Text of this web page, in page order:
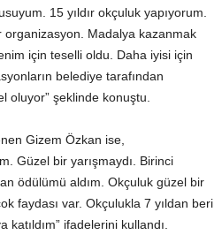
15 yıldır okçuluk yapıyorum.
Madalya kazanmak
için teselli oldu. Daha iyisi için
belediye tarafından
oluyor” şeklinde konuştu.
Gizem Özkan ise,
Güzel bir yarışmaydı. Birinci
ödülümü aldım. Okçuluk güzel bir
faydası var. Okçulukla 7 yıldan beri
katıldım” ifadelerini kullandı.